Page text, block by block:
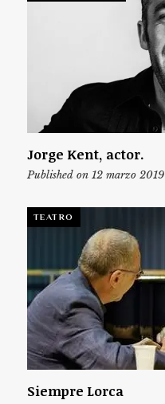
Jorge Kent, actor.
Published on 12 marzo 2019
TEATRO
Siempre Lorca